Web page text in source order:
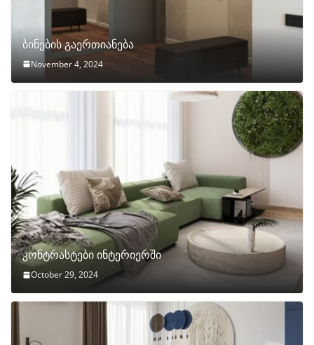
ბინების გაერთიანება
November 4, 2024
კონტრასტები ინტერიერში
October 29, 2024